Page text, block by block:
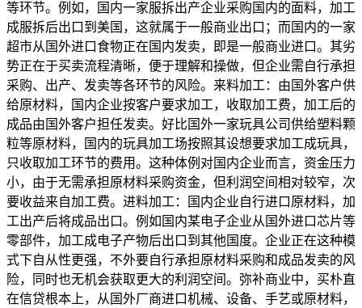
等环节。例如，国内一家服拆出产企业采购国内的面料，加工
成服拆后出口到美国，这就属于一般商业出口；而国内的一家
超市从国外进口食物正在国内发卖，即是一般商业进口。其劣
势正在于买卖流程清晰，便于理解和操做，但企业需自行承担
采购、出产、发卖等各环节的风险。来料加工：由国外客户供
给原材料，国内企业按客户要求加工，收取加工费，加工后的
成品由国外客户担任发卖。好比国外一家玩具公司供给塑料颗
粒等原材料，国内的玩具加工场按照其设想要求加工成玩具，
只收取加工环节的费用。这种体例对国内企业而言，资金压力
小，由于无需承担原材料采购资金，但利润空间相对较窄，次
要收益来自加工费。进料加工：国内企业自行进口原材料，加
工出产后将成品出口。例如国内某电子企业从国外进口芯片等
零部件，加工成电子产物后出口到其他国度。企业正在这种模
式下自从性更强，不外要自行承担原材料采购和成品发卖的风
险，同时也无机会获取更大的利润空间。弥补商业中，买朴直
在信贷根本上，从国外厂商进口机械、设备、手艺或原材料，